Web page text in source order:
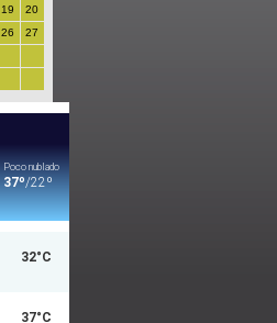
19
20
26
27